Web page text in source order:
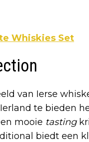
Whiskies Set
van Ierse
te bieden
mooie tasting
biedt een